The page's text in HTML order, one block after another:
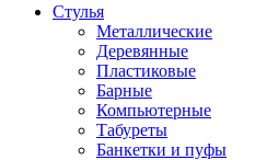
Стулья
Металлические
Деревянные
Пластиковые
Барные
Компьютерные
Табуреты
Банкетки и пуфы